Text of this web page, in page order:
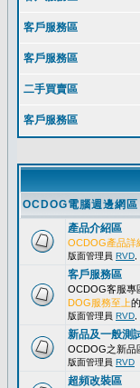
OCDOG電腦週邊網區
產品介紹區
OCDOG產品詳
版面管理員 RVD
客戶服務區
OCDOG客服專
DOG服務至上
版面管理員 RVD
新品及一般測
OCDOG之新品
版面管理員 RVD
超頻改裝區